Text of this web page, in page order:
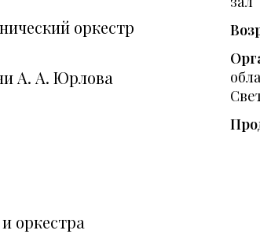
оркестр
А. А. Юрлова
оркестра